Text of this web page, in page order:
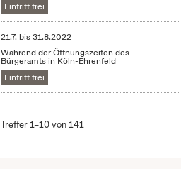
Eintritt frei
21.7. bis31.8.2022
Während der Öffnungszeiten des
Bürgeramts in Köln-Ehrenfeld
Eintritt frei
Treffer 1–10 von 141